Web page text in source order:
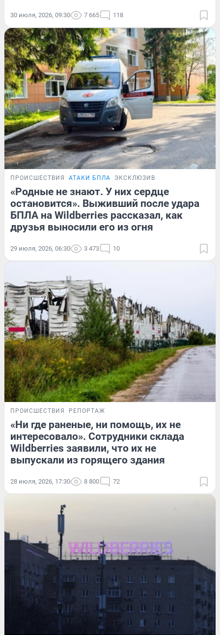
30 июля, 2026, 09:30 7 665 118
ПРОИСШЕСТВИЯ АТАКИ БПЛА ЭКСКЛЮЗИВ
«Родные не знают. У них сердце
остановится». Выживший после удара
БПЛА на Wildberries рассказал, как
друзья выносили его из огня
29 июля, 2026, 06:30 3 473 10
ПРОИСШЕСТВИЯ РЕПОРТАЖ
«Ни где раненые, ни помощь, их не
интересовало». Сотрудники склада
Wildberries заявили, что их не
выпускали из горящего здания
28 июля, 2026, 17:30 8 800 72